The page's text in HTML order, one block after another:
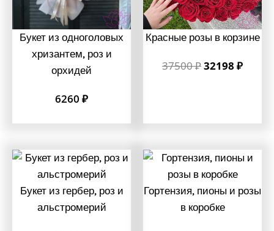
Букет из одноголовых
хризантем, роз и
орхидей
6260 ₽
Красные розы в корзине
37500₽32198 ₽
Букет из гербер, роз и
альстромерий
Гортензия, пионы и розы
в коробке